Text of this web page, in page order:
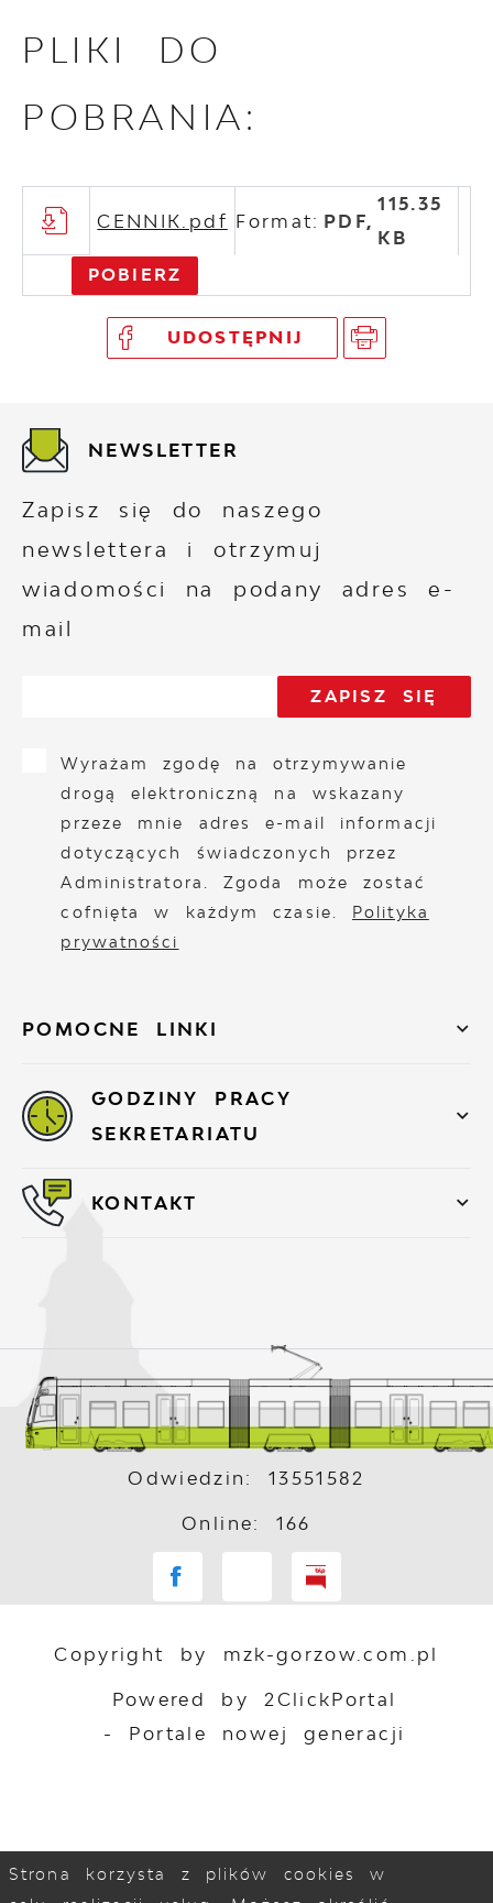
PLIKI DO
POBRANIA:
CENNIK.pdf Format: PDF,
115.35
KB
POBIERZ
UDOSTĘPNIJ
POMOCNE LINKI
NEWSLETTER
Zapisz się do naszego
newslettera i otrzymuj
wiadomości na podany adres e-
mail
Wyrażam zgodę na otrzymywanie
drogą elektroniczną na wskazany
przeze mnie adres e-mail informacji
dotyczących świadczonych przez
Administratora. Zgoda może zostać
cofnięta w każdym czasie. Polityka
prywatności
GODZINY PRACY
SEKRETARIATU
KONTAKT
Odwiedzin: 13551582
Online: 166
Copyright by mzk-gorzow.com.pl
Powered by2ClickPortal
- Portale nowej generacji
Strona korzysta z plików cookies w